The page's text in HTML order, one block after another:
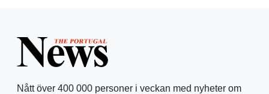
Nått över 400 000 personer i veckan med nyheter om